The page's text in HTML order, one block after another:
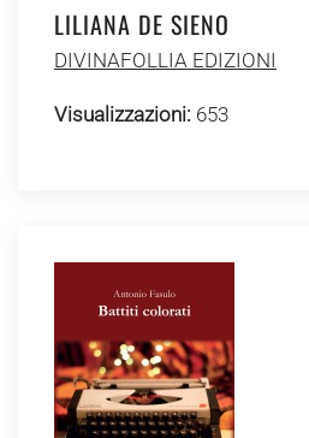
LILIANA DE SIENO
DIVINAFOLLIA EDIZIONI
Visualizzazioni: 653